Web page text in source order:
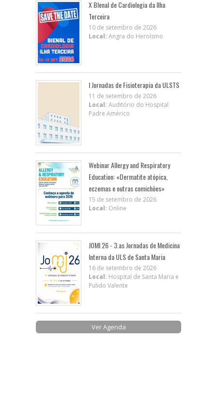
X BIenal de Cardiologia da Ilha
Terceira
10 de setembro de 2026
Local: Angra do Heroísmo
I Jornadas de Fisioterapia da ULSTS
11 de setembro de 2026
Local: Auditório do Hospital
Padre Américo
Webinar Allergy and Respiratory
Education: «Dermatite atópica,
eczemas e outras comichões»
15 de setembro de 2026
Local: Online
JOMI 26 - 3.as Jornadas de Medicina
Interna da ULS de Santa Maria
16 de setembro de 2026
Local: Hospital de Santa Maria e
Pulido Valente
Ver Agenda